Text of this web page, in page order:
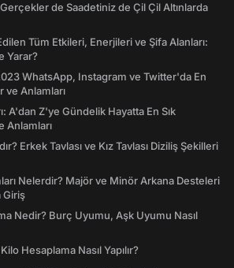
de Saadetiniz de Çil Çil Altınlarda
Tüm Etkileri, Enerjileri ve Şifa Alanları:
Yarar?
WhatsApp, Instagram ve Twitter'da En
ve Anlamları
A'dan Z'ye Gündelik Hayatta En Sık
Anlamları
Erkek Tavlası ve Kız Tavlası Diziliş Şekilleri
Nelerdir? Majör ve Minör Arkana Desteleri
Giriş
Nedir? Burç Uyumu, Aşk Uyumu Nasıl
Hesaplama Nasıl Yapılır?